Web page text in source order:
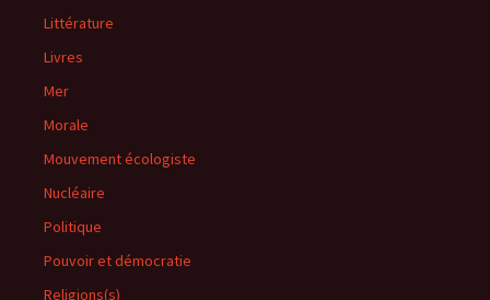
Littérature
Livres
Mer
Morale
Mouvement écologiste
Nucléaire
Politique
Pouvoir et démocratie
Religions(s)